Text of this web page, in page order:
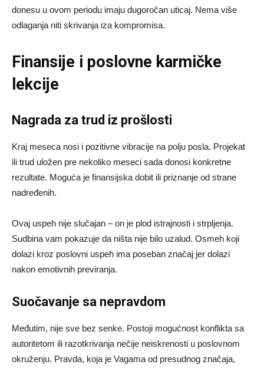
donesu u ovom periodu imaju dugoročan uticaj. Nema više
odlaganja niti skrivanja iza kompromisa.
Finansije i poslovne karmičke
lekcije
Nagrada za trud iz prošlosti
Kraj meseca nosi i pozitivne vibracije na polju posla. Projekat
ili trud uložen pre nekoliko meseci sada donosi konkretne
rezultate. Moguća je finansijska dobit ili priznanje od strane
nadređenih.
Ovaj uspeh nije slučajan – on je plod istrajnosti i strpljenja.
Sudbina vam pokazuje da ništa nije bilo uzalud. Osmeh koji
dolazi kroz poslovni uspeh ima poseban značaj jer dolazi
nakon emotivnih previranja.
Suočavanje sa nepravdom
Međutim, nije sve bez senke. Postoji mogućnost konflikta sa
autoritetom ili razotkrivanja nečije neiskrenosti u poslovnom
okruženju. Pravda, koja je Vagama od presudnog značaja,